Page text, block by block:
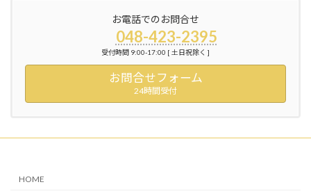
お電話でのお問合せ
048-423-2395
受付時間 9:00-17:00 [ 土日祝除く ]
お問合せフォーム
24時間受付
HOME